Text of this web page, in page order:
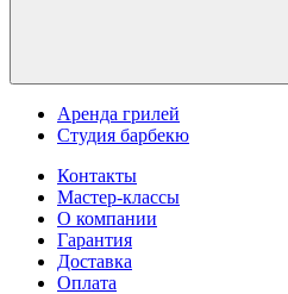
Аренда грилей
Студия барбекю
Контакты
Мастер-классы
О компании
Гарантия
Доставка
Оплата